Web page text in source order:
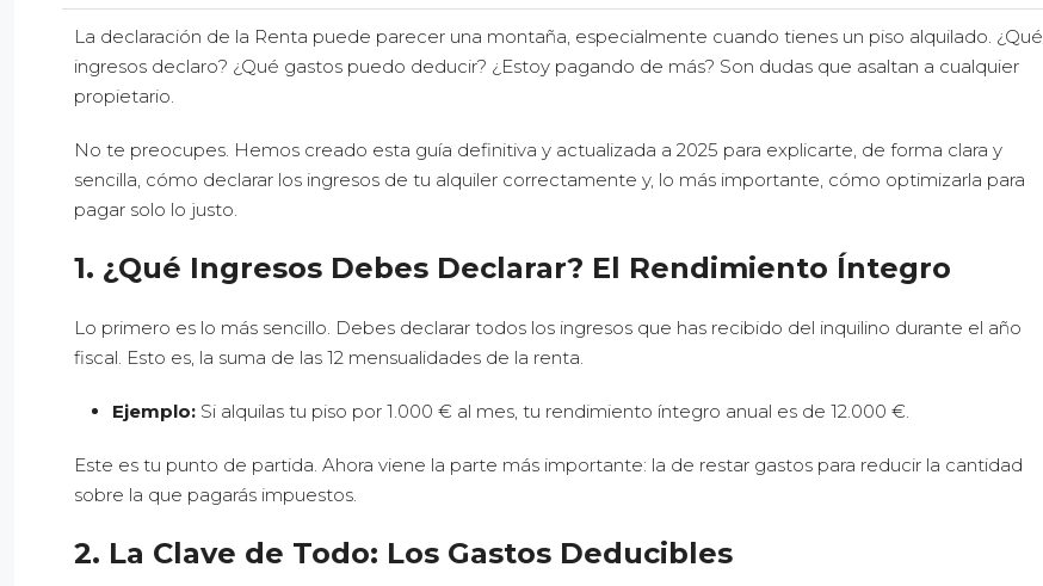
La declaración de la Renta puede parecer una montaña, especialmente cuando tienes un piso alquilado. ¿Qué
ingresos declaro? ¿Qué gastos puedo deducir? ¿Estoy pagando de más? Son dudas que asaltan a cualquier
propietario.
No te preocupes. Hemos creado esta guía definitiva y actualizada a 2025 para explicarte, de forma clara y
sencilla, cómo declarar los ingresos de tu alquiler correctamente y, lo más importante, cómo optimizarla para
pagar solo lo justo.
1. ¿Qué Ingresos Debes Declarar? El Rendimiento Íntegro
Lo primero es lo más sencillo. Debes declarar todos los ingresos que has recibido del inquilino durante el año
fiscal. Esto es, la suma de las 12 mensualidades de la renta.
Ejemplo: Si alquilas tu piso por 1.000 € al mes, tu rendimiento íntegro anual es de 12.000 €.
Este es tu punto de partida. Ahora viene la parte más importante: la de restar gastos para reducir la cantidad
sobre la que pagarás impuestos.
2. La Clave de Todo: Los Gastos Deducibles